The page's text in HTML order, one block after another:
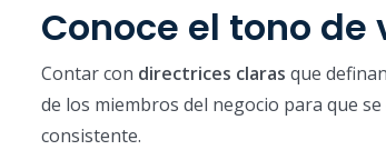
Conoce el tono de
Contar con directrices claras que
de los miembros del negocio para que
consistente.